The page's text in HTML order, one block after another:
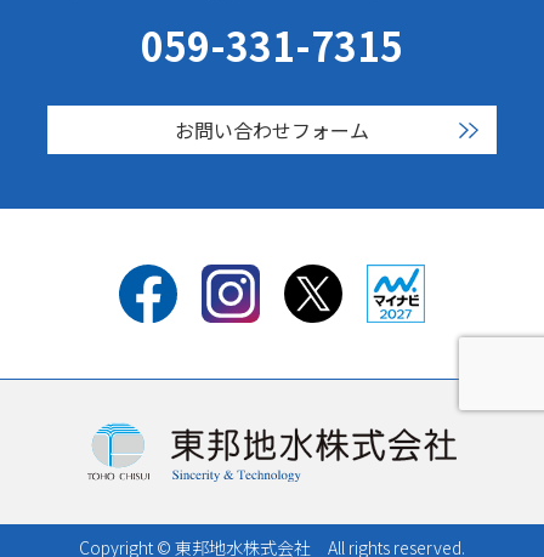
059-331-7315
お問い合わせフォーム
Copyright © 東邦地水株式会社 All rights reserved.